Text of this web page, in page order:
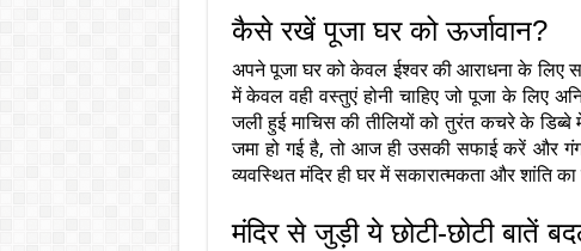
कैसे रखें पूजा घर को ऊर्जावान?
अपने पूजा घर को केवल ईश्वर की आराधना के लिए
में केवल वही वस्तुएं होनी चाहिए जो पूजा के लिए
जली हुई माचिस की तीलियों को तुरंत कचरे के
जमा हो गई है, तो आज ही उसकी सफाई करें और
व्यवस्थित मंदिर ही घर में सकारात्मकता और शांति
मंदिर से जुड़ी ये छोटी-छोटी बातें